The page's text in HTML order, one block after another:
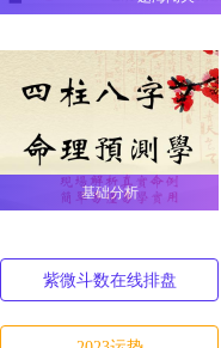
基础分析
紫微斗数在线排盘